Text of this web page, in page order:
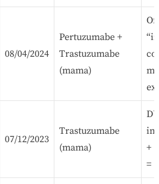
08/04/2024
Pertuzumabe +
Trastuzumabe
(mama)
07/12/2023
Trastuzumabe
(mama)
+
=